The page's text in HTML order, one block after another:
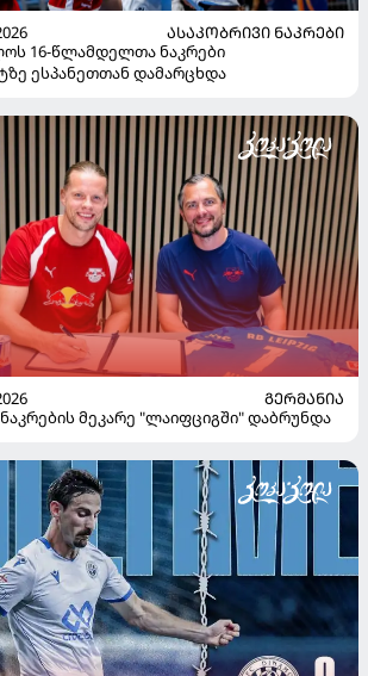
ᲐᲡᲐᲙᲝᲑᲠᲘᲕᲘ ᲜᲐᲙᲠᲔᲑᲘ
16-წლამდელთა ნაკრები
ესპანეთთან დამარცხდა
ᲒᲔᲠᲛᲐᲜᲘᲐ
მეკარე "ლაიფციგში" დაბრუნდა